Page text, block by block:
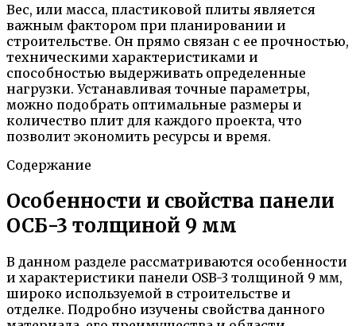
Вес, или масса, пластиковой плиты является
важным фактором при планировании и
строительстве. Он прямо связан с ее прочностью,
техническими характеристиками и
способностью выдерживать определенные
нагрузки. Устанавливая точные параметры,
можно подобрать оптимальные размеры и
количество плит для каждого проекта, что
позволит экономить ресурсы и время.
Содержание
Особенности и свойства панели
ОСБ-3 толщиной 9 мм
В данном разделе рассматриваются особенности
и характеристики панели OSB-3 толщиной 9 мм,
широко используемой в строительстве и
отделке. Подробно изучены свойства данного